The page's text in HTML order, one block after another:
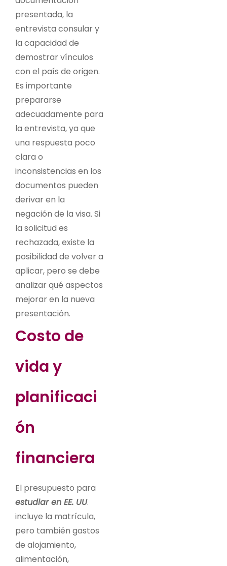
presentada, la
entrevista consular y
la capacidad de
demostrar vínculos
con el país de origen.
Es importante
prepararse
adecuadamente para
la entrevista, ya que
una respuesta poco
clara o
inconsistencias en los
documentos pueden
derivar en la
negación de la visa. Si
la solicitud es
rechazada, existe la
posibilidad de volver a
aplicar, pero se debe
analizar qué aspectos
mejorar en la nueva
presentación.
Costo de
vida y
planificaci
ón
financiera
El presupuesto para
estudiar en EE. UU.
incluye la matrícula,
pero también gastos
de alojamiento,
alimentación,